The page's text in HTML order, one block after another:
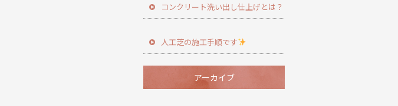
コンクリート洗い出し仕上げとは？
人工芝の施工手順です
アーカイブ